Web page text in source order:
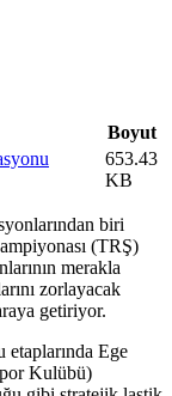
Boyut
653.43
KB
biri
(TRŞ)
merakla
zorlayacak
getiriyor.
Ege
Kulübü)